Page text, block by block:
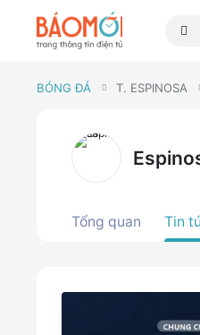
BÓNG ĐÁ T. ESPINOSA
Tổng quan Tin